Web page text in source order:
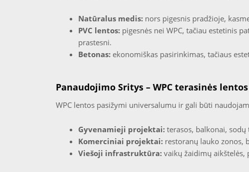
Natūralus medis: nors pigesnis pradžioje,
PVC lentos: pigesnės nei WPC, tačiau estetinis
prastesni.
Betonas: ekonomiškas pasirinkimas, tačiaus
Panaudojimo Sritys – WPC terasinės lentos
WPC lentos pasižymi universalumu ir gali būti
Gyvenamieji projektai: terasos, balkonai, sodų
Komerciniai projektai: restoranų lauko zonos,
Viešoji infrastruktūra: vaikų žaidimų aikštelės,